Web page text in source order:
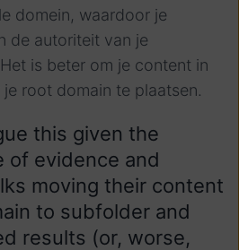
domein, waardoor je
de autoriteit van je
is beter om je content in
root domain te plaatsen.
this given the
of evidence and
moving their content
to subfolder and
results (or, worse,